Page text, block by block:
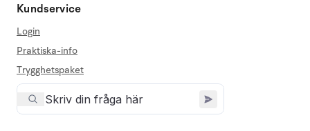
Kundservice
Login
Praktiska-info
Trygghetspaket